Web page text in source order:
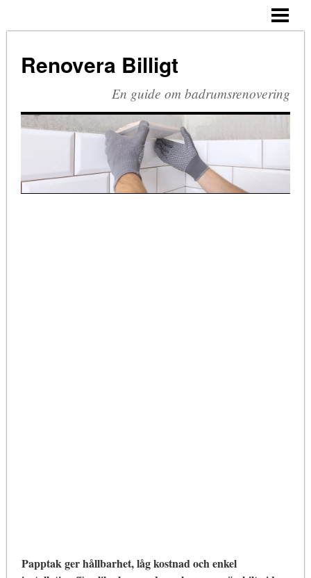
TA BORT SILIKON
RIVA KAKEL
Renovera Billigt
En guide om badrumsrenovering
Papptak ger hållbarhet, låg kostnad och enkel